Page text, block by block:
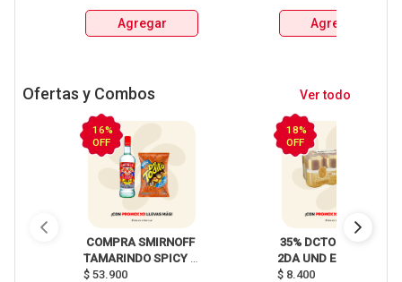
Agregar Agregar
Ofertas y Combos Ver todo
16%
OFF
COMPRA SMIRNOFF
TAMARINDO SPICY
X750ml Y LLEVATE
$ 53.900
18%
OFF
35% DCTO EN LA
2DA UND EN
CERVEZA CLUB
$ 8.400